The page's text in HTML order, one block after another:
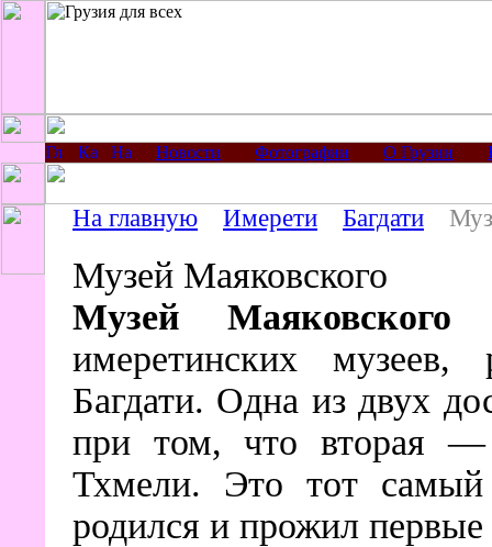
Новости Фотографии О Грузии
На главную Имерети Багдати
Музей Маяковского
Музей Маяковского
имеретинских музеев,
Багдати. Одна из двух
при том, что вторая —
Тхмели. Это тот
родился и прожил